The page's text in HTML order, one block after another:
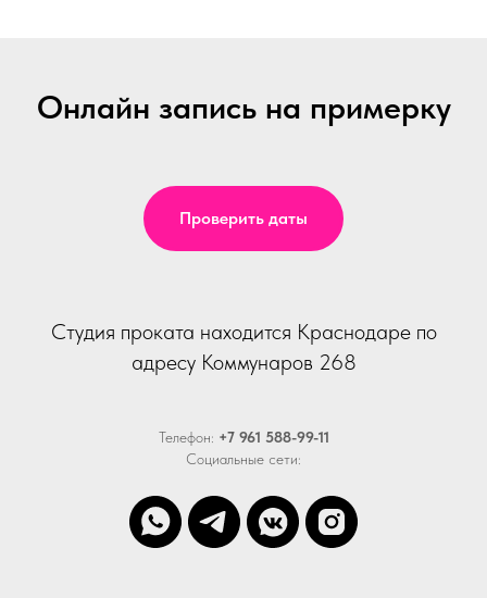
Онлайн запись на примерку
Проверить даты
Студия проката находится Краснодаре по
адресу Коммунаров 268
Телефон: +7 961 588-99-11
Социальные сети: